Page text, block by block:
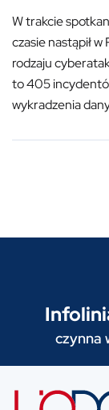
W trakcie
czasie nastąpił
rodzaju
to 405
wykradzenia
czynna